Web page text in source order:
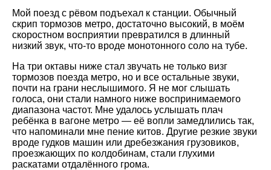
Мой поезд с рёвом подъехал к станции. Обычный
скрип тормозов метро, достаточно высокий, в моём
скоростном восприятии превратился в длинный
низкий звук, что-то вроде монотонного соло на тубе.
На три октавы ниже стал звучать не только визг
тормозов поезда метро, но и все остальные звуки,
почти на грани неслышимого. Я не мог слышать
голоса, они стали намного ниже воспринимаемого
диапазона частот. Мне удалось услышать плач
ребёнка в вагоне метро — её вопли замедлились так,
что напоминали мне пение китов. Другие резкие звуки
вроде гудков машин или дребезжания грузовиков,
проезжающих по колдобинам, стали глухими
раскатами отдалённого грома.